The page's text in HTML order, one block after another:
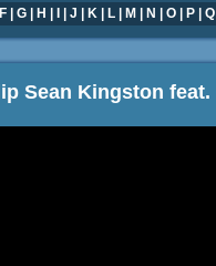
F G H J K L M N O P Q
Sean Kingston